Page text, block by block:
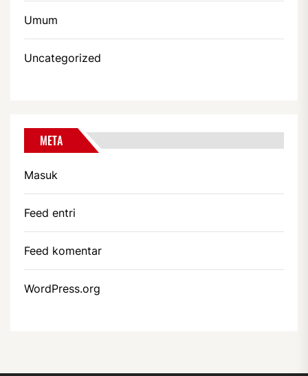
Umum
Uncategorized
META
Masuk
Feed entri
Feed komentar
WordPress.org